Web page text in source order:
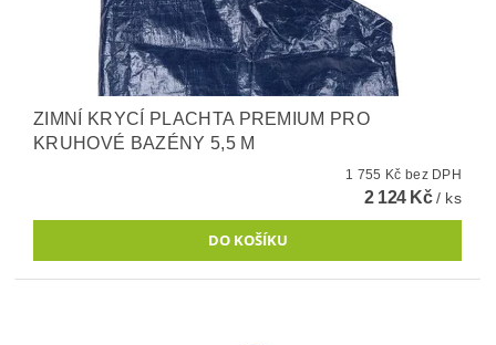
ZIMNÍ KRYCÍ PLACHTA PREMIUM PRO
KRUHOVÉ BAZÉNY 5,5 M
1 755 Kč bez DPH
2 124 Kč/ ks